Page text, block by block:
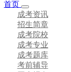
首页
成考资讯
招生简章
成考院校
成考专业
成考题库
考前辅导